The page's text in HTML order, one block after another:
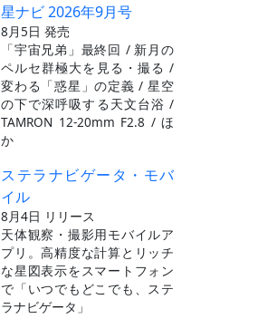
星ナビ 2026年9月号
8月5日 発売
「宇宙兄弟」最終回 / 新月の
ペルセ群極大を見る・撮る /
変わる「惑星」の定義 / 星空
の下で深呼吸する天文台浴 /
TAMRON 12-20mm F2.8 / ほ
か
ステラナビゲータ・モバ
イル
8月4日 リリース
天体観察・撮影用モバイルア
プリ。高精度な計算とリッチ
な星図表示をスマートフォン
で「いつでもどこでも、ステ
ラナビゲータ」